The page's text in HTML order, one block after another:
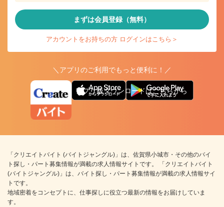
まずは会員登録（無料）
アカウントをお持ちの方 ログインはこちら＞
＼アプリのご利用でもっと便利に！／
アプリ版ダウンロードはこちらから
「クリエイトバイト (バイトジャングル)」は、佐賀県小城市・その他のバイ
ト探し・パート募集情報が満載の求人情報サイトです。 「クリエイトバイト
(バイトジャングル)」は、バイト探し・パート募集情報が満載の求人情報サイ
トです。
地域密着をコンセプトに、仕事探しに役立つ最新の情報をお届けしていま
す。